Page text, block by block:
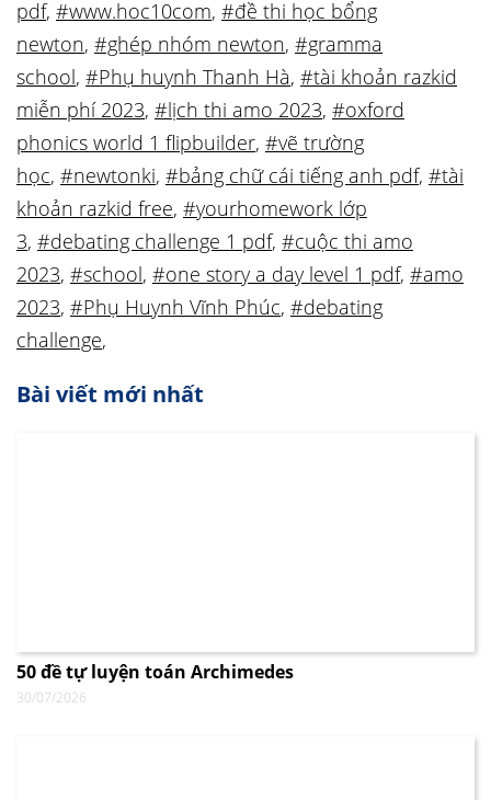
pdf, #www.hoc10com, #đề thi học bổng
newton, #ghép nhóm newton, #gramma
school, #Phụ huynh Thanh Hà, #tài khoản razkid
miễn phí 2023, #lịch thi amo 2023, #oxford
phonics world 1 flipbuilder, #vẽ trường
học, #newtonki, #bảng chữ cái tiếng anh pdf, #tài
khoản razkid free, #yourhomework lớp
3, #debating challenge 1 pdf, #cuộc thi amo
2023, #school, #one story a day level 1 pdf, #amo
2023, #Phụ Huynh Vĩnh Phúc, #debating
challenge,
Bài viết mới nhất
50 đề tự luyện toán Archimedes
30/07/2026